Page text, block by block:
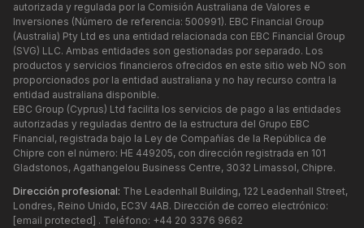
autorizada y regulada por la Comisión Australiana de Valores e
Inversiones (Número de referencia: 500991). EBC Financial Group
(Australia) Pty Ltd es una entidad relacionada con EBC Financial Group
(SVG) LLC. Ambas entidades son gestionadas por separado. Los
productos y servicios financieros ofrecidos en este sitio web NO son
proporcionados por la entidad australiana y no hay recurso contra la
entidad australiana disponible.
EBC Group (Cyprus) Ltd facilita los servicios de pago a las entidades
autorizadas y reguladas dentro de la estructura del Grupo EBC
Financial, registrada bajo la Ley de Compañías de la República de
Chipre con el número: HE 449205, con dirección registrada en 101
Gladstonos, Agathangelou Business Centre, 3032 Limassol, Chipre.
Dirección profesional: The Leadenhall Building, 122 Leadenhall Street,
Londres, Reino Unido, EC3V 4AB. Dirección de correo electrónico:
[email protected] . Teléfono: +44 20 3376 9662